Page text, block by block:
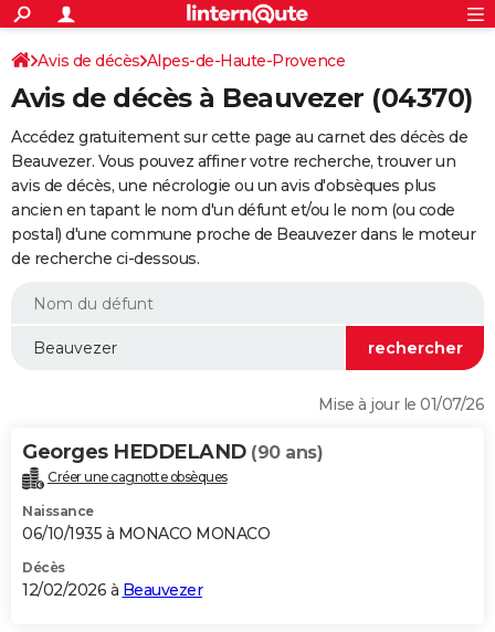
ACTUALITÉS
Politique
Société
Faits Divers
Education
Monde
Villes
+
SPORT
Coupe du monde 2026
Football
Tennis
Cyclisme
Rugby
Forum
Programme TV
TNT
Streaming
Cinéma
Sorties cinéma
Musique
+
FINANCE
Retraite
Impôts
Epargne
Immobilier
Risques naturels par ville
Banque
Assurance
Crédit
AUTO
Essais
Réserver un essai
Citadines
Berlines
SUV
Forum auto
+
HIGH-TECH
BRICOLAGE
WEEK-END
Alimentation
Guide de la santé
Maladies
Médicaments
Sommeil
VOYAGE
Destinations
City break
Voyage nature
Voyage de noces
Forum
Climat
+PHOTO
GUIDES D'ACHAT
S'inscrire
Connexion
Avis de décès Alpes-de-Haute-Provence
Avis de décès à Beauvezer (04370)
Accédez gratuitement sur cette page au carnet des décès de
Beauvezer. Vous pouvez affiner votre recherche, trouver un
avis de décès, une nécrologie ou un avis d'obsèques plus
ancien en tapant le nom d'un défunt et/ou le nom (ou code
postal) d'une commune proche de Beauvezer dans le moteur
de recherche ci-dessous.
Mise à jour le 01/07/26
Georges HEDDELAND (90 ans)
Créer une cagnotte obsèques
Naissance
06/10/1935 à MONACO MONACO
Décès
12/02/2026 à Beauvezer